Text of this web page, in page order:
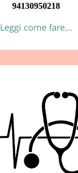
94130950218
Leggi come fare...